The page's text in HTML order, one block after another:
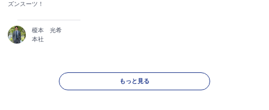
ズンスーツ！
榎本 光希
本社
もっと見る